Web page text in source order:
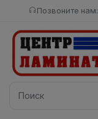
Позвоните нам: